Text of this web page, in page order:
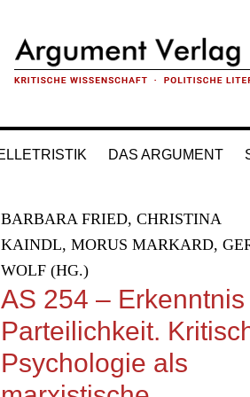
DAS ARGUMENT
BARBARA FRIED, CHRISTINA
KAINDL, MORUS MARKARD,
WOLF (HG.)
AS 254 – Erkenntnis
Parteilichkeit.
Psychologie als